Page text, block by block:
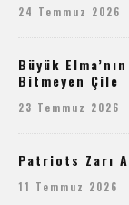
24 Temmuz 2026
Büyük
Bitmeyen Çile
23 Temmuz 2026
Patriots Zarı
11 Temmuz 2026